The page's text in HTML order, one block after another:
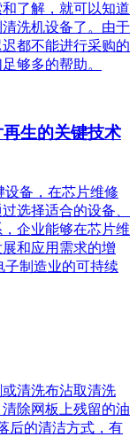
了解，就可以知道
洗机设备了。由于
都不能进行采购的
够多的帮助。
生的关键技术
备，在芯片维修
选择适合的设备、
企业能够在芯片维
和应用需求的增
子制造业的可持续
清洗布沾取清洗
除网板上残留的油
后的清洁方式，有